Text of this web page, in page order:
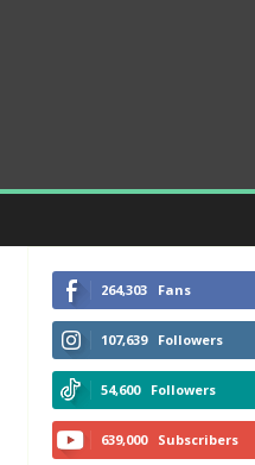
264,303 Fans
107,639 Followers
54,600 Followers
639,000 Subscribers